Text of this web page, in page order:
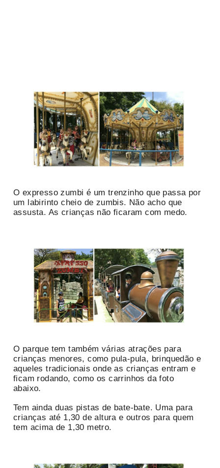
O expresso zumbi é um trenzinho que passa por
um labirinto cheio de zumbis. Não acho que
assusta. As crianças não ficaram com medo.
O parque tem também várias atrações para
crianças menores, como pula-pula, brinquedão e
aqueles tradicionais onde as crianças entram e
ficam rodando, como os carrinhos da foto
abaixo.
Tem ainda duas pistas de bate-bate. Uma para
crianças até 1,30 de altura e outros para quem
tem acima de 1,30 metro.